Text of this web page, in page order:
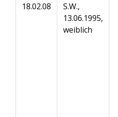
18.02.08
S.W.,
13.06.1995,
weiblich